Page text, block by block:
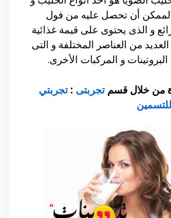
أن تحصل عليه من فول
و الذى يحتوى على قيمة غذائية
من العناصر المختلفة و التى
و المركبات الأخرى.
من خلال قسم تجربتى : تجربتي